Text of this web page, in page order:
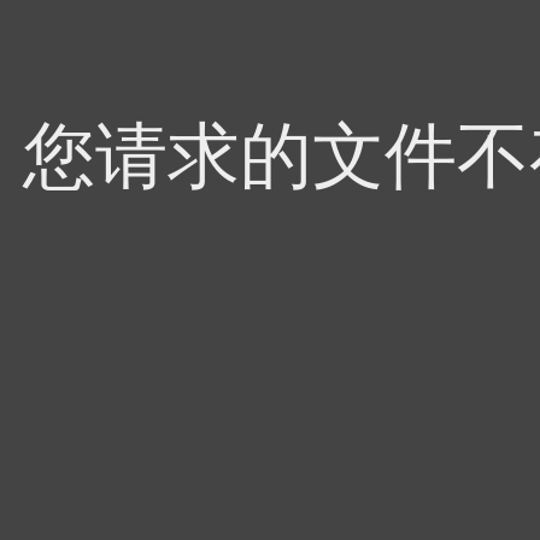
您请求的文件